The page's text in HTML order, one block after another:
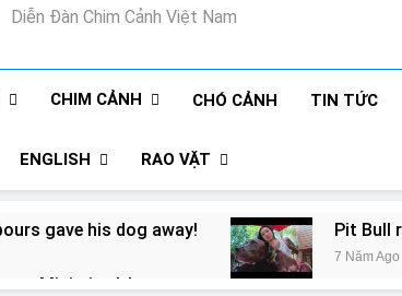
Diễn Đàn Chim Cảnh Việt Nam
CHIM CẢNH CHÓ CẢNH TIN TỨC
ENGLISH RAO VẶT
gave his dog away! Pit Bull
7 Năm Ago
to Minimize It!